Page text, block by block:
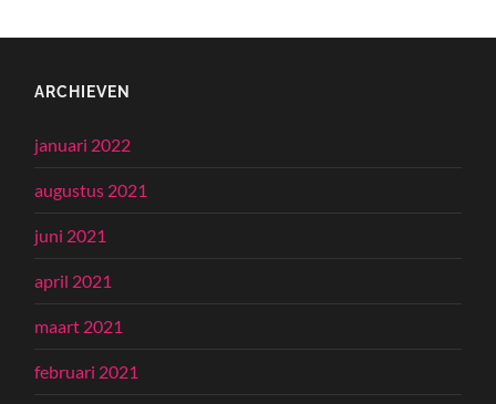
ARCHIEVEN
januari 2022
augustus 2021
juni 2021
april 2021
maart 2021
februari 2021